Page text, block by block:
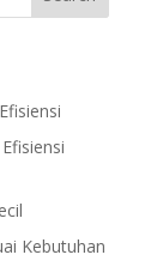
Kebutuhan